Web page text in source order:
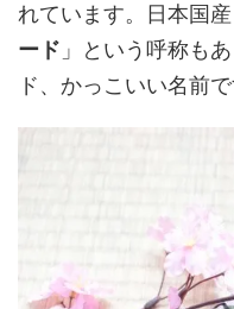
れています。日本国
ード 」という呼称も
ド、かっこいい名前